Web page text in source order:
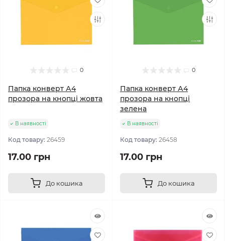
0
Папка конверт А4
прозора на кнопці жовта
В наявності
Код товару: 26459
17.00 грн
До кошика
0
Папка конверт А4
прозора на кнопці
зелена
В наявності
Код товару: 26458
17.00 грн
До кошика